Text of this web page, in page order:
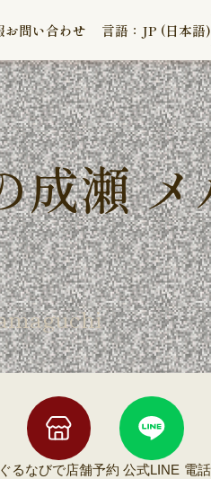
お問い合わせ 言語：JP (日本語)
成瀬
ぐるなびで店舗予約 公式LINE 電